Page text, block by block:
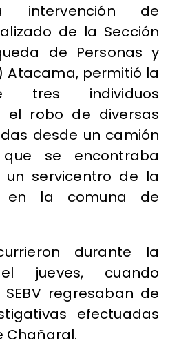
intervención de
de la Sección
de Personas y
Atacama, permitió la
tres individuos
el robo de diversas
desde un camión
se encontraba
servicentro de la
en la comuna de
durante la
jueves, cuando
regresaban de
efectuadas
Chañaral.